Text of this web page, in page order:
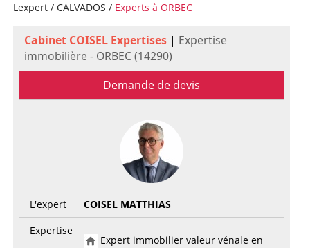
Lexpert/ CALVADOS / Experts à ORBEC
Cabinet COISEL Expertises| Expertise
immobilière - ORBEC (14290)
Demande de devis
L'expert
COISEL MATTHIAS
Expertise
Expert immobilier valeur vénale en